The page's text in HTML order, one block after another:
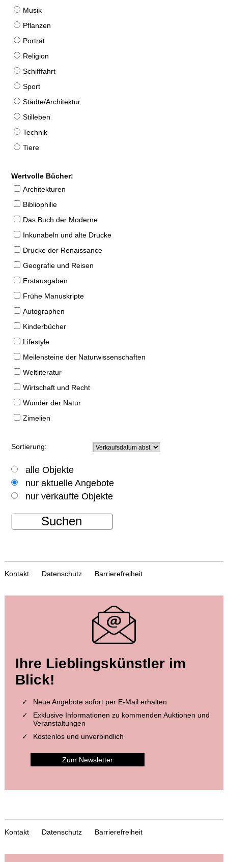
Musik
Pflanzen
Porträt
Religion
Schifffahrt
Sport
Städte/Architektur
Stilleben
Technik
Tiere
Wertvolle Bücher:
Architekturen
Bibliophilie
Das Buch der Moderne
Inkunabeln und alte Drucke
Drucke der Renaissance
Geografie und Reisen
Erstausgaben
Frühe Manuskripte
Autographen
Kinderbücher
Lifestyle
Meilensteine der Naturwissenschaften
Weltliteratur
Wirtschaft und Recht
Wunder der Natur
Zimelien
Sortierung:
alle Objekte
nur aktuelle Angebote
nur verkaufte Objekte
Suchen
Kontakt Datenschutz Barrierefreiheit
Ihre Lieblingskünstler im
Blick!
Neue Angebote sofort per E-Mail erhalten
Exklusive Informationen zu kommenden Auktionen und
Veranstaltungen
Kostenlos und unverbindlich
Zum Newsletter
Kontakt Datenschutz Barrierefreiheit